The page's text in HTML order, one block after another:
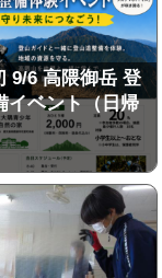
9/6 高隈御岳 登
イベント（日帰